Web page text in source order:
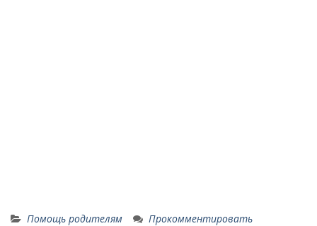
Помощь родителям Прокомментировать